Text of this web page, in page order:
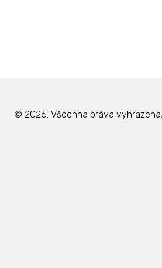
© 2026. Všechna práva vyhrazena.